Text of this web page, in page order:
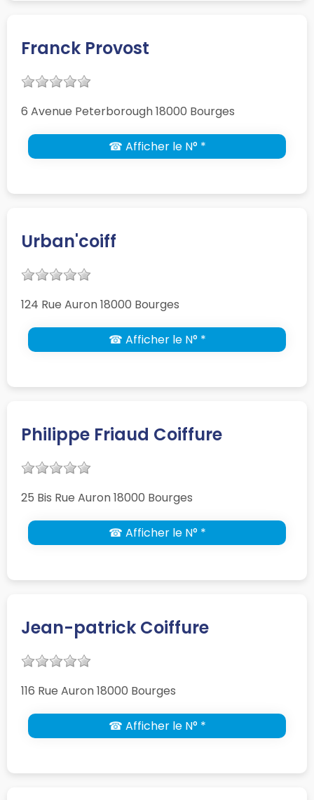
Franck Provost
6 Avenue Peterborough 18000 Bourges
☎ Afficher le N° *
Urban'coiff
124 Rue Auron 18000 Bourges
☎ Afficher le N° *
Philippe Friaud Coiffure
25 Bis Rue Auron 18000 Bourges
☎ Afficher le N° *
Jean-patrick Coiffure
116 Rue Auron 18000 Bourges
☎ Afficher le N° *